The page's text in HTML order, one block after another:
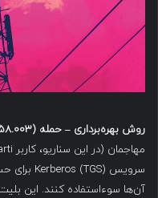
روش بهره‌برداری – حمله